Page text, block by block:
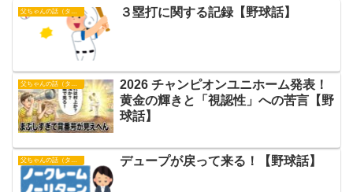
父ちゃんの話（タイガース） ３塁打に関する記録【野球話】
父ちゃんの話（タイガース）
2026 チャンピオンユニホーム発表！
黄金の輝きと「視認性」への苦言【野
球話】
父ちゃんの話（タイガース） デュープが戻って来る！【野球話】